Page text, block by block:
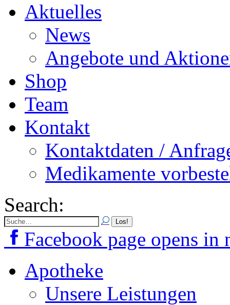
Aktuelles
News
Angebote und
Shop
Team
Kontakt
Kontaktdaten /
Medikamente
Search:
Facebook page opens
Apotheke
Unsere Leistungen